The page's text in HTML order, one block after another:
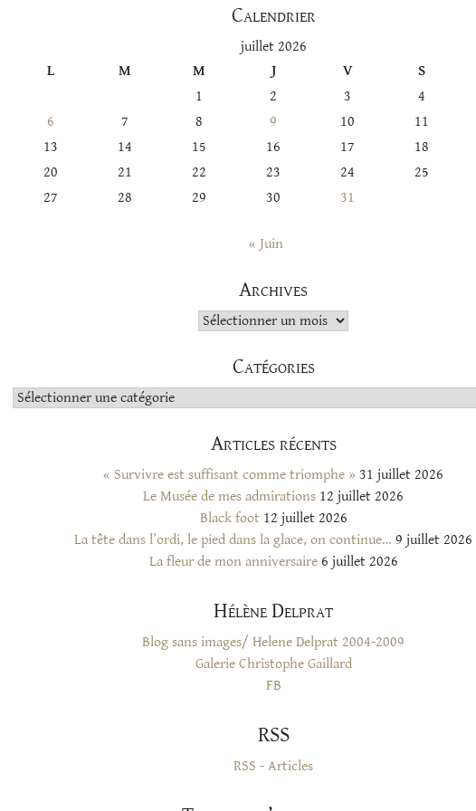
Calendrier
juillet 2026
L
M M J V S
1
2 3 4
6
7 8 9 10 11
13
14 15 16 17 18
20
21 22 23 24 25
27
28 29 30 31
« Juin
Archives
Archives
Catégories
Catégories
Articles récents
« Survivre est suffisant comme triomphe » 31 juillet 2026
Le Musée de mes admirations 12 juillet 2026
Black foot 12 juillet 2026
La tête dans l’ordi, le pied dans la glace, on continue… 9 juillet 2026
La fleur de mon anniversaire 6 juillet 2026
Hélène Delprat
Blog sans images/ Helene Delprat 2004-2009
Galerie Christophe Gaillard
FB
RSS
RSS - Articles